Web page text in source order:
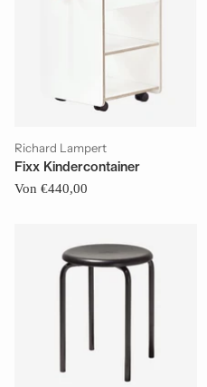
Richard Lampert
Fixx Kindercontainer
Von €440,00